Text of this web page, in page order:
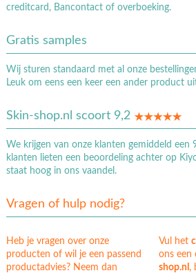
creditcard, Bancontact of overboeking.
Gratis samples
Wij sturen standaard met al onze
Leuk om eens een keer een ander product
Skin-shop.nl scoort 9,2
We krijgen van onze klanten gemiddeld een
klanten lieten een beoordeling achter op
staat hoog in ons vaandel.
Vragen of hulp nodig?
Heb je vragen over onze
producten of wil je een passend
productadvies? Neem dan
Vul het
ons een
shop.nl,